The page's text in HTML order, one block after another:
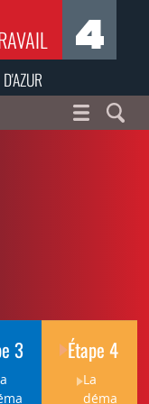
3 Étape 4
La
déma